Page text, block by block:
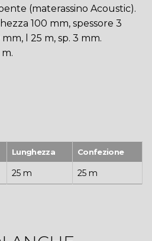
(materassino Acoustic).
100 mm, spessore 3
l 25 m, sp. 3 mm.
Lunghezza Confezione
25 m 25 m